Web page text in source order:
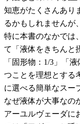
知恵がたくさんあり
るかもしれませんが
特に本書のなかでは
て「液体をきちんと
「固形物：1/3」「
つことを理想とする
に選べる簡単なスー
なぜ液体が大事なの
アーユルヴェーダに